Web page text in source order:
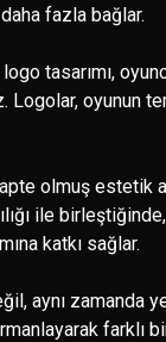
fazla bağlar.
tasarımı,
Logolar, oyunun
olmuş estetik
ile
katkı sağlar.
aynı zamanda
farklı